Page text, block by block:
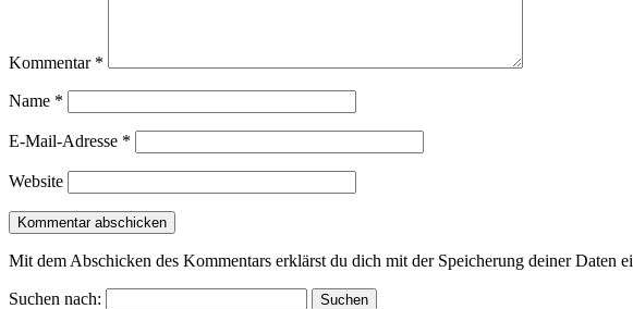
Kommentar *
Name *
E-Mail-Adresse *
Website
Mit dem Abschicken des Kommentars erklärst du dich mit der Speicherung deiner Daten
Suchen nach: